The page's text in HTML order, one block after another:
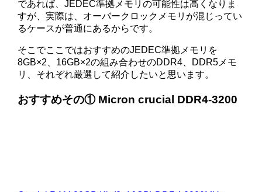
であれば、JEDEC準拠メモリの可能性は高くなりま
すが、実際は、オーバークロックメモリが混じってい
るケースが普通にあるからです。
そこでここではおすすめのJEDEC準拠メモリを
8GB×2、16GB×2の組み合わせのDDR4、DDR5メモ
リ、それぞれ厳選して紹介したいと思います。
おすすめその① Micron crucial DDR4-3200